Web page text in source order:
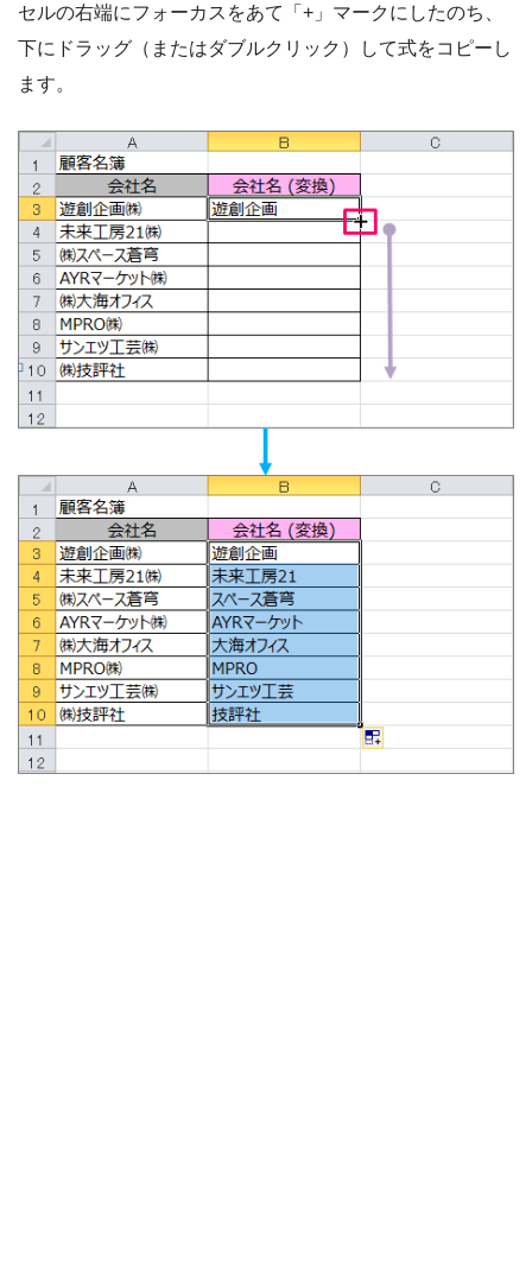
セルの右端にフォーカスをあて「+」マークにしたのち、
下にドラッグ（またはダブルクリック）して式をコピーし
ます。